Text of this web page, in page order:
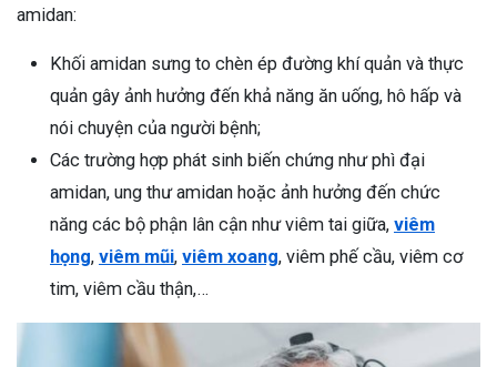
amidan:
Khối amidan sưng to chèn ép đường khí quản và thực
quản gây ảnh hưởng đến khả năng ăn uống, hô hấp và
nói chuyện của người bệnh;
Các trường hợp phát sinh biến chứng như phì đại
amidan, ung thư amidan hoặc ảnh hưởng đến chức
năng các bộ phận lân cận như viêm tai giữa, viêm
họng, viêm mũi, viêm xoang, viêm phế cầu, viêm cơ
tim, viêm cầu thận,…